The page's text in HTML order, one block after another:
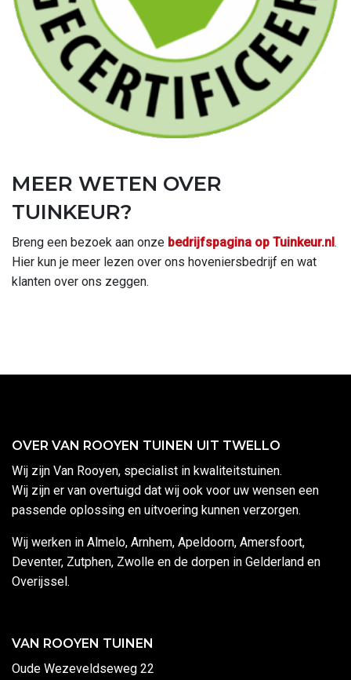
MEER WETEN OVER
TUINKEUR?
Breng een bezoek aan onze bedrijfspagina op Tuinkeur.nl.
Hier kun je meer lezen over ons hoveniersbedrijf en wat
klanten over ons zeggen.
OVER VAN ROOYEN TUINEN UIT TWELLO
Wij zijn Van Rooyen, specialist in kwaliteitstuinen.
Wij zijn er van overtuigd dat wij ook voor uw wensen een
passende oplossing en uitvoering kunnen verzorgen.
Wij werken in Almelo, Arnhem, Apeldoorn, Amersfoort,
Deventer, Zutphen, Zwolle en de dorpen in Gelderland en
Overijssel.
VAN ROOYEN TUINEN
Oude Wezeveldseweg 22